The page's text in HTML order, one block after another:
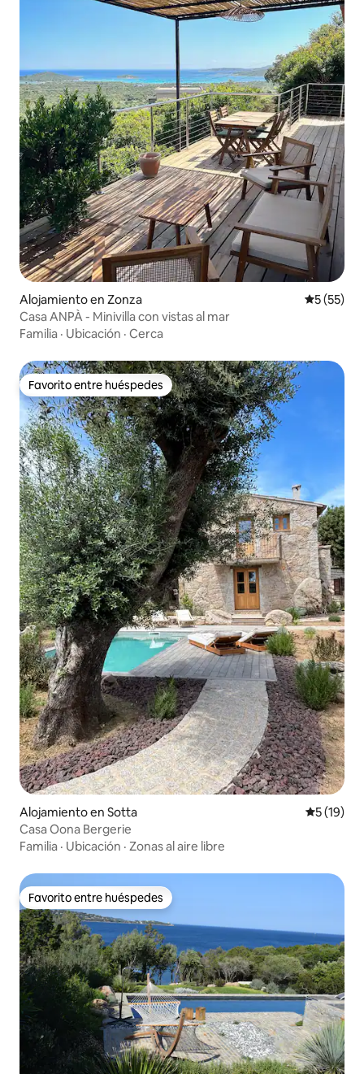
Alojamiento en Zonza
5 (55)
Casa ANPÀ - Minivilla con vistas al mar
Familia · Ubicación · Cerca
Favorito entre huéspedes
Favorito entre huéspedes
Alojamiento en Sotta
5 (19)
Casa Oona Bergerie
Familia · Ubicación · Zonas al aire libre
Favorito entre huéspedes
Favorito entre huéspedes